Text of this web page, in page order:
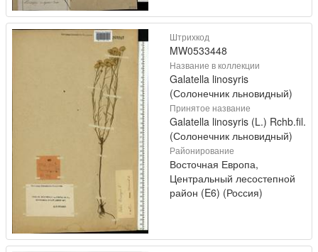
Штрихкод
MW0533448
Название в коллекции
Galatella linosyris
(Солонечник льновидный)
Принятое название
Galatella linosyris (L.) Rchb.fil.
(Солонечник льновидный)
Районирование
Восточная Европа,
Центральный лесостепной
район (E6) (Россия)